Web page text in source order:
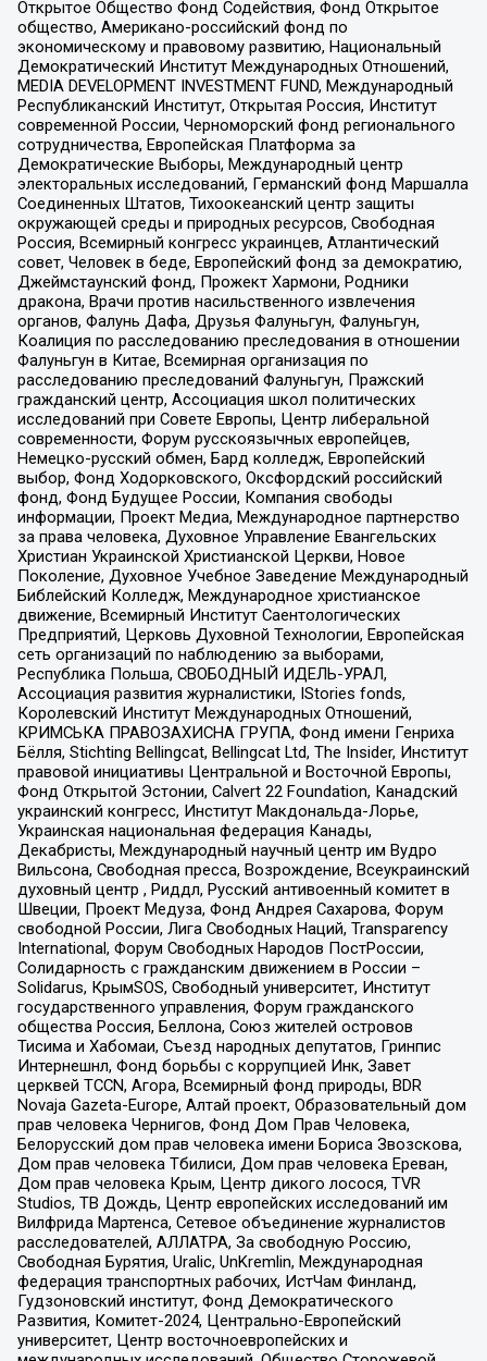
Открытое Общество Фонд Содействия, Фонд Открытое
общество, Американо-российский фонд по
экономическому и правовому развитию, Национальный
Демократический Институт Международных Отношений,
MEDIA DEVELOPMENT INVESTMENT FUND, Международный
Республиканский Институт, Открытая Россия, Институт
современной России, Черноморский фонд регионального
сотрудничества, Европейская Платформа за
Демократические Выборы, Международный центр
электоральных исследований, Германский фонд Маршалла
Соединенных Штатов, Тихоокеанский центр защиты
окружающей среды и природных ресурсов, Свободная
Россия, Всемирный конгресс украинцев, Атлантический
совет, Человек в беде, Европейский фонд за демократию,
Джеймстаунский фонд, Прожект Хармони, Родники
дракона, Врачи против насильственного извлечения
органов, Фалунь Дафа, Друзья Фалуньгун, Фалуньгун,
Коалиция по расследованию преследования в отношении
Фалуньгун в Китае, Всемирная организация по
расследованию преследований Фалуньгун, Пражский
гражданский центр, Ассоциация школ политических
исследований при Совете Европы, Центр либеральной
современности, Форум русскоязычных европейцев,
Немецко-русский обмен, Бард колледж, Европейский
выбор, Фонд Ходорковского, Оксфордский российский
фонд, Фонд Будущее России, Компания свободы
информации, Проект Медиа, Международное партнерство
за права человека, Духовное Управление Евангельских
Христиан Украинской Христианской Церкви, Новое
Поколение, Духовное Учебное Заведение Международный
Библейский Колледж, Международное христианское
движение, Всемирный Институт Саентологических
Предприятий, Церковь Духовной Технологии, Европейская
сеть организаций по наблюдению за выборами,
Республика Польша, СВОБОДНЫЙ ИДЕЛЬ-УРАЛ,
Ассоциация развития журналистики, IStories fonds,
Королевский Институт Международных Отношений,
КРИМСЬКА ПРАВОЗАХИСНА ГРУПА, Фонд имени Генриха
Бёлля, Stichting Bellingcat, Bellingcat Ltd, The Insider, Институт
правовой инициативы Центральной и Восточной Европы,
Фонд Открытой Эстонии, Calvert 22 Foundation, Канадский
украинский конгресс, Институт Макдональда-Лорье,
Украинская национальная федерация Канады,
Декабристы, Международный научный центр им Вудро
Вильсона, Свободная пресса, Возрождение, Всеукраинский
духовный центр , Риддл, Русский антивоенный комитет в
Швеции, Проект Медуза, Фонд Андрея Сахарова, Форум
свободной России, Лига Свободных Наций, Transparеncy
International, Форум Свободных Народов ПостРоссии,
Солидарность с гражданским движением в России –
Solidarus, КрымSOS, Свободный университет, Институт
государственного управления, Форум гражданского
общества Россия, Беллона, Союз жителей островов
Тисима и Хабомаи, Съезд народных депутатов, Гринпис
Интернешнл, Фонд борьбы с коррупцией Инк, Завет
церквей TCCN, Агора, Всемирный фонд природы, BDR
Novaja Gazeta-Europe, Алтай проект, Образовательный дом
прав человека Чернигов, Фонд Дом Прав Человека,
Белорусский дом прав человека имени Бориса Звозскова,
Дом прав человека Тбилиси, Дом прав человека Ереван,
Дом прав человека Крым, Центр дикого лосося, TVR
Studios, ТВ Дождь, Центр европейских исследований им
Вилфрида Мартенса, Сетевое объединение журналистов
расследователей, АЛЛАТРА, За свободную Россию,
Свободная Бурятия, Uralic, UnKremlin, Международная
федерация транспортных рабочих, ИстЧам Финланд,
Гудзоновский институт, Фонд Демократического
Развития, Комитет-2024, Центрально-Европейский
университет, Центр восточноевропейских и